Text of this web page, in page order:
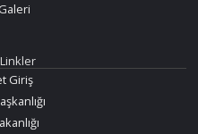
Giriş